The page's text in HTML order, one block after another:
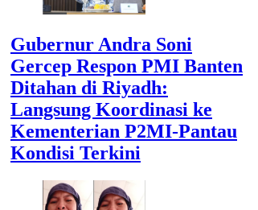
Gubernur Andra Soni
Gercep Respon PMI Banten
Ditahan di Riyadh:
Langsung Koordinasi ke
Kementerian P2MI-Pantau
Kondisi Terkini